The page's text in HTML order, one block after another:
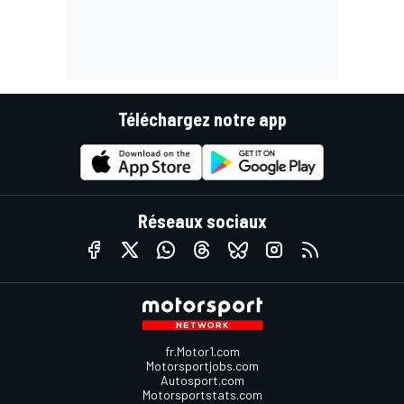
Téléchargez notre app
Réseaux sociaux
fr.Motor1.com
Motorsportjobs.com
Autosport.com
Motorsportstats.com